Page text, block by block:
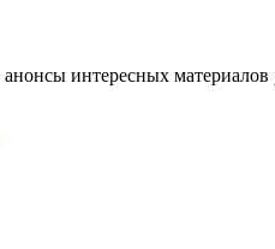
интересных